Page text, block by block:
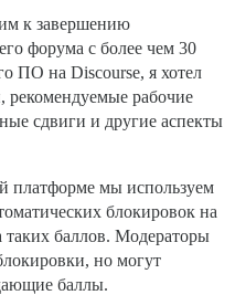
к завершению
форума с более чем 30
ПО на Discourse, я хотел
рекомендуемые рабочие
сдвиги и другие аспекты
платформе мы используем
блокировок на
таких баллов. Модераторы
но могут
баллы.